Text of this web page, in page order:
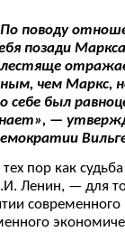
поводу
позади
чем Маркс,
себе был
—
тех пор как
Ленин, — для